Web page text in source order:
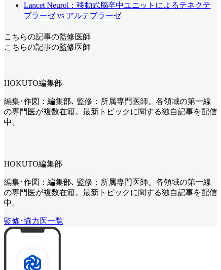
Lancet Neurol：移動式脳卒中ユニットによるテネクテ
プラーゼ vs アルテプラーゼ
こちらの記事の監修医師
こちらの記事の監修医師
HOKUTO編集部
編集･作図：編集部､ 監修：所属専門医師。各領域の第一線
の専門医が複数在籍。最新トピックに関する独自記事を配信
中。
HOKUTO編集部
編集･作図：編集部､ 監修：所属専門医師。各領域の第一線
の専門医が複数在籍。最新トピックに関する独自記事を配信
中。
監修･協力医一覧